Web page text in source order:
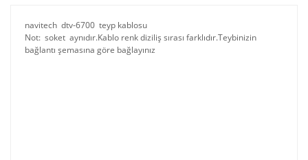
navitech dtv-6700 teyp kablosu
Not: soket aynıdır.Kablo renk diziliş sırası farklıdır.Teybinizin
bağlantı şemasına göre bağlayınız